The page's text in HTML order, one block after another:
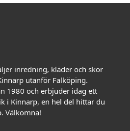
inredning, kläder och skor
utanför Falköping.
1980 och erbjuder idag ett
i Kinnarp, en hel del hittar du
Välkomna!